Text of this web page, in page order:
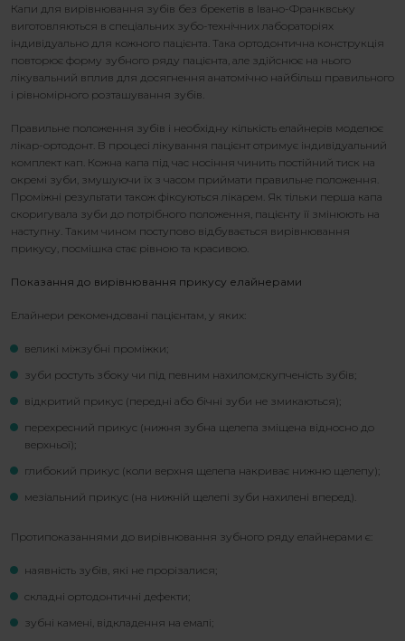
Капи для вирівнювання зубів без брекетів в Івано-Франквську
виготовляються в спеціальних зубо-технічних лабораторіях
індивідуально для кожного пацієнта. Така ортодонтична конструкція
повторює форму зубного ряду пацієнта, але здійснює на нього
лікувальний вплив для досягнення анатомічно найбільш правильного
і рівномірного розташування зубів.
Правильне положення зубів і необхідну кількість елайнерів моделює
лікар-ортодонт. В процесі лікування пацієнт отримує індивідуальний
комплект кап. Кожна капа під час носіння чинить постійний тиск на
окремі зуби, змушуючи їх з часом приймати правильне положення.
Проміжні результати також фіксуються лікарем. Як тільки перша капа
скоригувала зуби до потрібного положення, пацієнту її змінюють на
наступну. Таким чином поступово відбувається вирівнювання
прикусу, посмішка стає рівною та красивою.
Показання до вирівнювання прикусу елайнерами
Елайнери рекомендовані пацієнтам, у яких:
великі міжзубні проміжки;
зуби ростуть збоку чи під певним нахилом;скупченість зубів;
відкритий прикус (передні або бічні зуби не змикаються);
перехресний прикус (нижня зубна щелепа зміщена відносно до
верхньої);
глибокий прикус (коли верхня щелепа накриває нижню щелепу);
мезіальний прикус (на нижній щелепі зуби нахилені вперед).
Протипоказаннями до вирівнювання зубного ряду елайнерами є:
наявність зубів, які не прорізалися;
складні ортодонтичні дефекти;
зубні камені, відкладення на емалі;